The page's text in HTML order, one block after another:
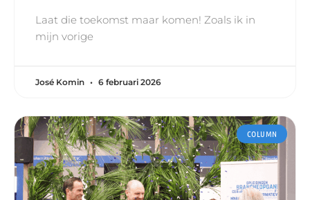
Laat die toekomst maar komen! Zoals ik in
mijn vorige
José Komin 6 februari 2026
COLUMN